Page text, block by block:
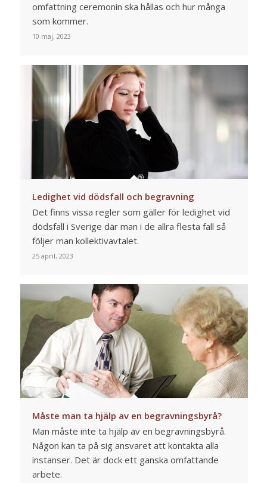
omfattning ceremonin ska hållas och hur många
som kommer.
10 maj, 2023
Ledighet vid dödsfall och begravning
Det finns vissa regler som gäller för ledighet vid
dödsfall i Sverige där man i de allra flesta fall så
följer man kollektivavtalet.
25 april, 2023
Måste man ta hjälp av en begravningsbyrå?
Man måste inte ta hjälp av en begravningsbyrå.
Någon kan ta på sig ansvaret att kontakta alla
instanser. Det är dock ett ganska omfattande
arbete.